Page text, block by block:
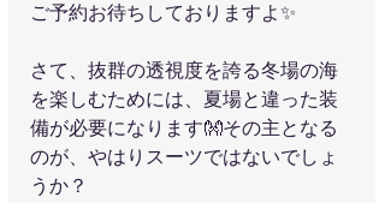
ご予約お待ちしておりますよ✨
さて、抜群の透視度を誇る冬場の海
を楽しむためには、夏場と違った装
備が必要になります👐その主となる
のが、やはりスーツではないでしょ
うか？